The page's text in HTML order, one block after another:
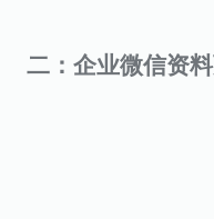
二：企业微信资